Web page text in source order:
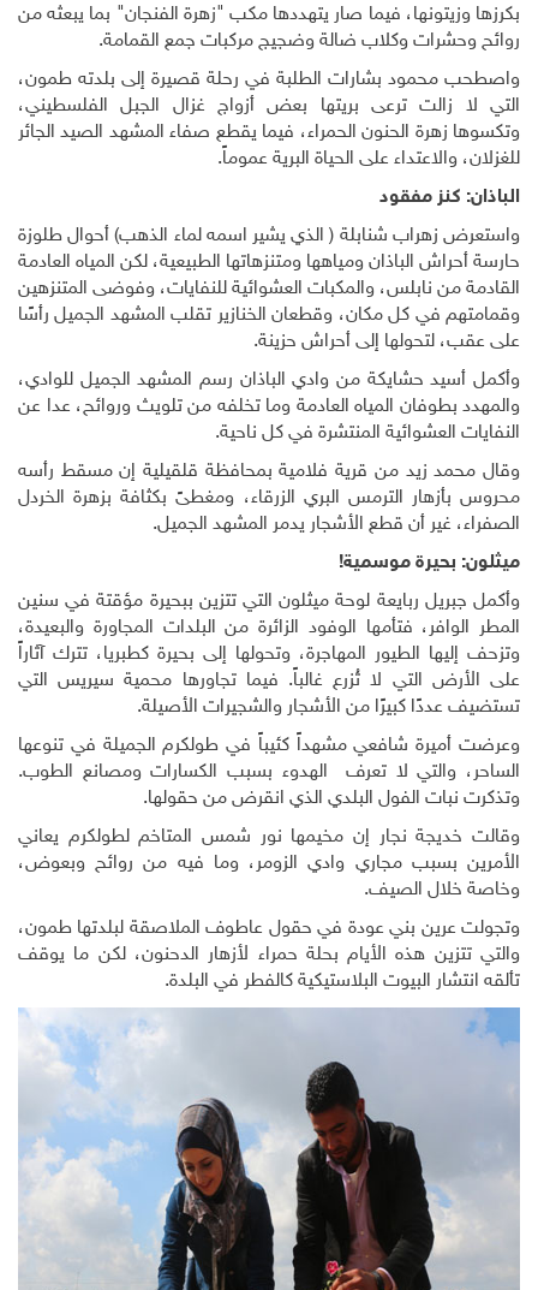
بكرزها وزيتونها، فيما صار يتهددها مكب "زهرة الفنجان" بما يبعثه من
روائح وحشرات وكلاب ضالة وضجيج مركبات جمع القمامة.
واصطحب محمود بشارات الطلبة في رحلة قصيرة إلى بلدته طمون،
التي لا زالت ترعى بريتها بعض أزواج غزال الجبل الفلسطيني،
وتكسوها زهرة الحنون الحمراء، فيما يقطع صفاء المشهد الصيد الجائر
للغزلان، والاعتداء على الحياة البرية عموماً.
الباذان: كنز مفقود
واستعرض زهراب شنابلة ( الذي يشير اسمه لماء الذهب) أحوال طلوزة
حارسة أحراش الباذان ومياهها ومتنزهاتها الطبيعية، لكن المياه العادمة
القادمة من نابلس، والمكبات العشوائية للنفايات، وفوضى المتنزهين
وقمامتهم في كل مكان، وقطعان الخنازير تقلب المشهد الجميل رأسًا
على عقب، لتحولها إلى أحراش حزينة.
وأكمل أسيد حشايكة من وادي الباذان رسم المشهد الجميل للوادي،
والمهدد بطوفان المياه العادمة وما تخلفه من تلويث وروائح، عدا عن
النفايات العشوائية المنتشرة في كل ناحية.
وقال محمد زيد من قرية فلامية بمحافظة قلقيلية إن مسقط رأسه
محروس بأزهار الترمس البري الزرقاء، ومغطىً بكثافة بزهرة الخردل
الصفراء، غير أن قطع الأشجار يدمر المشهد الجميل.
ميثلون: بحيرة موسمية!
وأكمل جبريل ربايعة لوحة ميثلون التي تتزين ببحيرة مؤقتة في سنين
المطر الوافر، فتأمها الوفود الزائرة من البلدات المجاورة والبعيدة،
وتزحف إليها الطيور المهاجرة، وتحولها إلى بحيرة كطبريا، تترك آثاراً
على الأرض التي لا تُزرع غالباً. فيما تجاورها محمية سيريس التي
تستضيف عددًا كبيرًا من الأشجار والشجيرات الأصيلة.
وعرضت أميرة شافعي مشهداً كئيباً في طولكرم الجميلة في تنوعها
الساحر، والتي لا تعرف الهدوء بسبب الكسارات ومصانع الطوب.
وتذكرت نبات الفول البلدي الذي انقرض من حقولها.
وقالت خديجة نجار إن مخيمها نور شمس المتاخم لطولكرم يعاني
الأمرين بسبب مجاري وادي الزومر، وما فيه من روائح وبعوض،
وخاصة خلال الصيف.
وتجولت عرين بني عودة في حقول عاطوف الملاصقة لبلدتها طمون،
والتي تتزين هذه الأيام بحلة حمراء لأزهار الدحنون، لكن ما يوقف
تألقه انتشار البيوت البلاستيكية كالفطر في البلدة.